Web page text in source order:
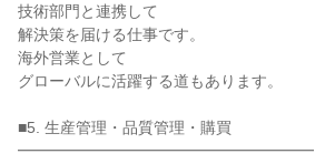
技術部門と連携して
解決策を届ける仕事です。
海外営業として
グローバルに活躍する道もあります。
■5. 生産管理・品質管理・購買
━━━━━━━━━━━━━━━━━━━